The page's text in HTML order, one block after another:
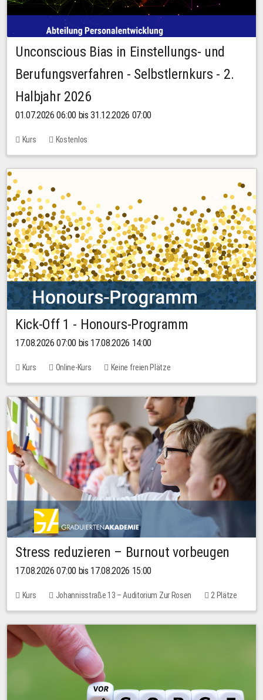
Unconscious Bias in Einstellungs- und
Berufungsverfahren - Selbstlernkurs - 2.
Halbjahr 2026
01.07.2026 06:00 bis 31.12.2026 07:00
Kurs Kostenlos
Kick-Off 1 - Honours-Programm
17.08.2026 07:00 bis 17.08.2026 14:00
Kurs Online-Kurs Keine freien Plätze
Stress reduzieren – Burnout vorbeugen
17.08.2026 07:00 bis 17.08.2026 15:00
Kurs Johannisstraße 13 – Auditorium Zur Rosen
2 Plätze
10,00 EUR